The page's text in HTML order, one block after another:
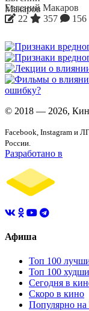
Евгений Макаров
22
357
156
ошибку?
© 2018 — 2026,
Facebook, Instagram и
России.
Разработано в
Афиша
Топ 100
Топ 100
Сегодня в
Скоро в кино
Популярно